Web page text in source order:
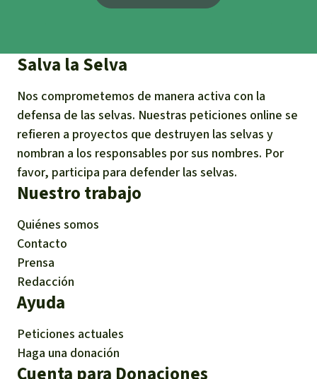
Salva la Selva
Nos comprometemos de manera activa con la
defensa de las selvas. Nuestras peticiones online se
refieren a proyectos que destruyen las selvas y
nombran a los responsables por sus nombres. Por
favor, participa para defender las selvas.
Nuestro trabajo
Quiénes somos
Contacto
Prensa
Redacción
Ayuda
Peticiones actuales
Haga una donación
Cuenta para Donaciones